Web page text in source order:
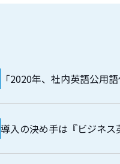
「2020年、社内英語公用
導入の決め手は『ビジネ